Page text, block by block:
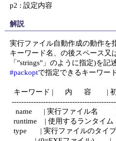
p2 : 設定内容
解説
実行ファイル自動作成の動作を
キーワード名、の後スペース又
#packoptで指定できるキーワー